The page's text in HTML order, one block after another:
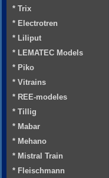
* Trix
* Electrotren
* Liliput
* LEMATEC Models
* Piko
* Vitrains
* REE-modeles
* Tillig
* Mabar
* Mehano
* Mistral Train
* Fleischmann